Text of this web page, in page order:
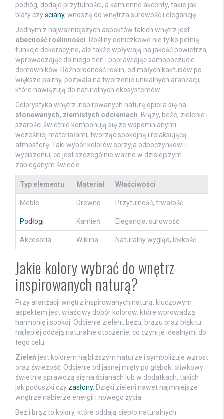
podłóg, dodaje przytulności, a kamienne akcenty, takie jak
blaty czyściany, wnoszą do wnętrza surowość i elegancję.
Jednym z najważniejszych aspektów takich wnętrz jest
obecność roślinności . Rośliny doniczkowe nie tylko pełnią
funkcje dekoracyjne, ale także wpływają na jakość powietrza,
wprowadzając do niego tlen i poprawiając samopoczucie
domowników. Różnorodność roślin, od małych kaktusów po
większe palmy, pozwala na tworzenie unikalnych aranżacji,
które nawiązują do naturalnych ekosystemów.
Colorystyka wnętrz inspirowanych naturą opiera się na
stonowanych, ziemistych odcieniach . Brązy, beże, zielenie i
szarości świetnie komponują się ze wspomnianymi
wcześniej materiałami, tworząc spokojną i relaksującą
atmosferę. Taki wybór kolorów sprzyja odpoczynkowi i
wyciszeniu, co jest szczególnie ważne w dzisiejszym
zabieganym świecie.
Typ elementu Materiał Właściwości
Meble Drewno Przytulność, trwałość
Podłogi Kamień Elegancja, surowość
Akcesoria Wiklina Naturalny wygląd, lekkość
Jakie kolory wybrać do wnętrz
inspirowanych naturą?
Przy aranżacji wnętrz inspirowanych naturą, kluczowym
aspektem jest właściwy dobór kolorów, które wprowadzą
harmonię i spokój. Odcienie zieleni, beżu, brązu oraz błękitu
najlepiej oddają naturalne otoczenie, co czyni je idealnymi do
tego celu.
Zieleń jest kolorem najbliższym naturze i symbolizuje wzrost
oraz świeżość. Odcienie od jasnej mięty po głęboki oliwkowy
świetnie sprawdzą się na ścianach lub w dodatkach, takich
jak poduszki czy zasłony. Dzięki zieleni nawet najmniejsze
wnętrze nabierze energii i nowego życia.
Beż i brąz to kolory, które oddają ciepło naturalnych